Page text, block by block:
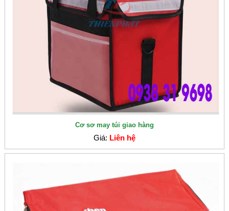
Cơ sơ may túi giao hàng
Giá: Liên hệ